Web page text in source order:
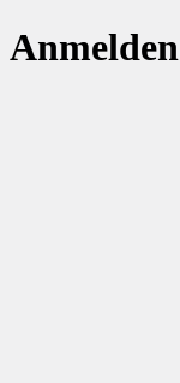
Anmelden